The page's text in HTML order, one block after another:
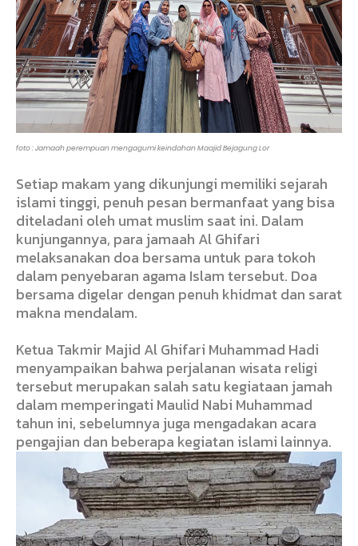
foto : Jamaah perempuan mengagumi keindahan Maajid Bejagung Lor
Setiap makam yang dikunjungi memiliki sejarah
islami tinggi, penuh pesan bermanfaat yang bisa
diteladani oleh umat muslim saat ini. Dalam
kunjungannya, para jamaah Al Ghifari
melaksanakan doa bersama untuk para tokoh
dalam penyebaran agama Islam tersebut. Doa
bersama digelar dengan penuh khidmat dan sarat
makna mendalam.
Ketua Takmir Majid Al Ghifari Muhammad Hadi
menyampaikan bahwa perjalanan wisata religi
tersebut merupakan salah satu kegiataan jamah
dalam memperingati Maulid Nabi Muhammad
tahun ini, sebelumnya juga mengadakan acara
pengajian dan beberapa kegiatan islami lainnya.